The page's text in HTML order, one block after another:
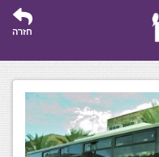
חזרה